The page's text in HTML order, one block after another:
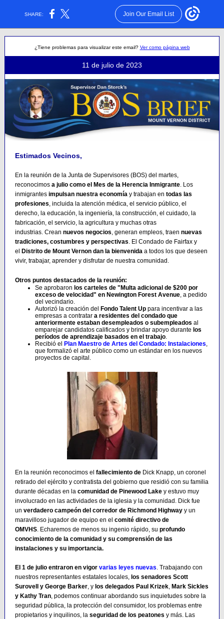
SHARE: Join Our Email List
¿Tiene problemas para visualizar este email? Ver como página web
11 de julio de 2023
Estimados Vecinos,
En la reunión de la Junta de Supervisores (BOS) del martes,
reconocimos a julio como el Mes de la Herencia Inmigrante. Los
inmigrantes impulsan nuestra economía y trabajan en todas las
profesiones, incluida la atención médica, el servicio público, el
derecho, la educación, la ingeniería, la construcción, el cuidado, la
fabricación, el servicio, la agricultura y muchas otras
industrias. Crean nuevos negocios, generan empleos, traen nuevas
tradiciones, costumbres y perspectivas. El Condado de Fairfax y
el
Distrito de Mount Vernon dan la bienvenida a todos los que deseen
vivir, trabajar, aprender y disfrutar de nuestra comunidad.
Otros puntos destacados de la reunión:
Se aprobaron los carteles de "Multa adicional de $200 por
exceso de velocidad" en Newington Forest Avenue, a pedido
del vecindario.
Autorizó la creación del
Fondo Talent Up para incentivar a las
empresas a contratar a residentes del condado que
anteriormente estaban desempleados o subempleados al
emparejar candidatos calificados y brindar apoyo durante los
períodos de aprendizaje basados ​​en el trabajo.
Recibió el
Plan Maestro de Artes del Condado: Instalaciones,
que formalizó el arte público como un estándar en los nuevos
proyectos de capital.
En la reunión reconocimos el fallecimiento de Dick Knapp, un coronel
retirado del ejército y contratista del gobierno que residió con su familia
durante décadas en la comunidad de Pinewood Lake y estuvo muy
involucrado en las actividades de la iglesia y la comunidad. Dick fue
un verdadero campeón del corredor de Richmond Highway y un
maravilloso jugador de equipo en el comité directivo de
OMVHS. Echaremos de menos su ingenio rápido, su profundo
conocimiento de la comunidad y su comprensión de las
instalaciones y su importancia.
El 1 de julio entraron en vigor varias leyes nuevas. Trabajando con
nuestros representantes estatales locales, los senadores Scott
Surovell y George Barker, y los delegados Paul Krizek, Mark Sickles
y Kathy Tran, podemos continuar abordando sus inquietudes sobre la
seguridad pública, la protección del consumidor, los problemas entre
propietarios y inquilinos, la seguridad de los peatones y más. Las